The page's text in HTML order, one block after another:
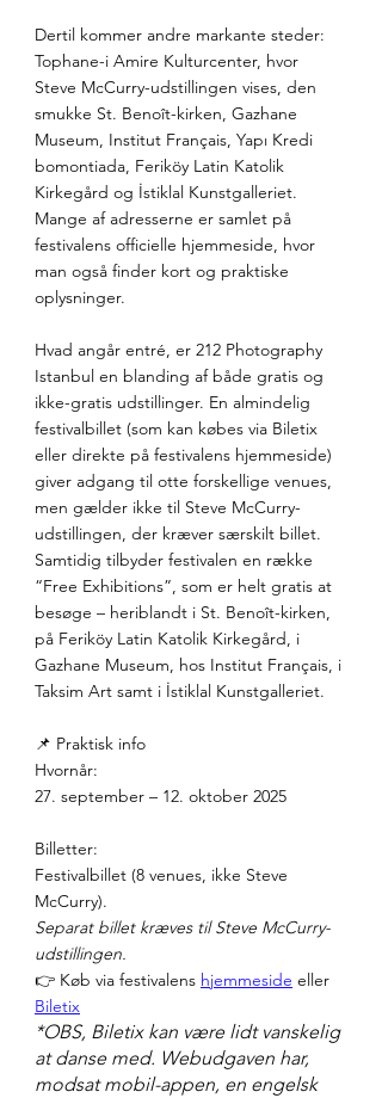
Dertil kommer andre markante steder:
Tophane-i Amire Kulturcenter, hvor
Steve McCurry-udstillingen vises, den
smukke St. Benoît-kirken, Gazhane
Museum, Institut Français, Yapı Kredi
bomontiada, Feriköy Latin Katolik
Kirkegård og İstiklal Kunstgalleriet.
Mange af adresserne er samlet på
festivalens officielle hjemmeside, hvor
man også finder kort og praktiske
oplysninger.
Hvad angår entré, er 212 Photography
Istanbul en blanding af både gratis og
ikke-gratis udstillinger. En almindelig
festivalbillet (som kan købes via Biletix
eller direkte på festivalens hjemmeside)
giver adgang til otte forskellige venues,
men gælder ikke til Steve McCurry-
udstillingen, der kræver særskilt billet.
Samtidig tilbyder festivalen en række
“Free Exhibitions”, som er helt gratis at
besøge – heriblandt i St. Benoît-kirken,
på Feriköy Latin Katolik Kirkegård, i
Gazhane Museum, hos Institut Français, i
Taksim Art samt i İstiklal Kunstgalleriet.
📌 Praktisk info
Hvornår:
27. september – 12. oktober 2025
Billetter:
Festivalbillet (8 venues, ikke Steve
McCurry).
Separat billet kræves til Steve McCurry-
udstillingen.
👉 Køb via festivalens hjemmeside eller
Biletix
*OBS, Biletix kan være lidt vanskelig
at danse med. Webudgaven har,
modsat mobil-appen, en engelsk